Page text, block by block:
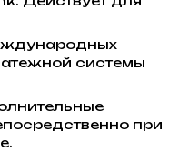
системы
при